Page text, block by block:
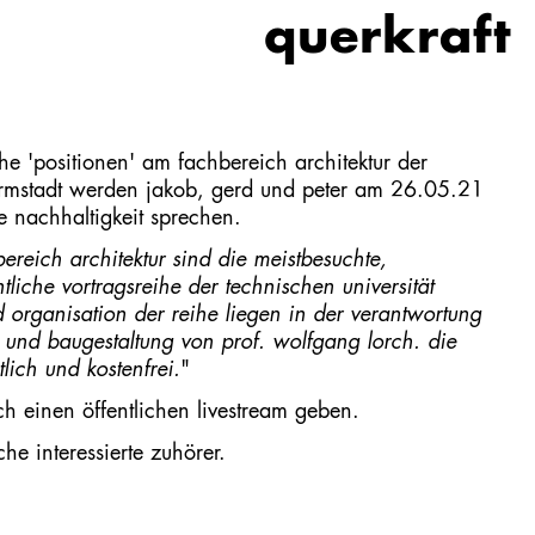
querkraft
'positionen' am fachbereich architektur der
werden jakob, gerd und peter am 26.05.21
nachhaltigkeit sprechen.
architektur sind die meistbesuchte,
vortragsreihe der technischen universität
organisation der reihe liegen in der verantwortung
und baugestaltung von prof. wolfgang lorch. die
und kostenfrei. "
einen öffentlichen livestream geben.
interessierte zuhörer.